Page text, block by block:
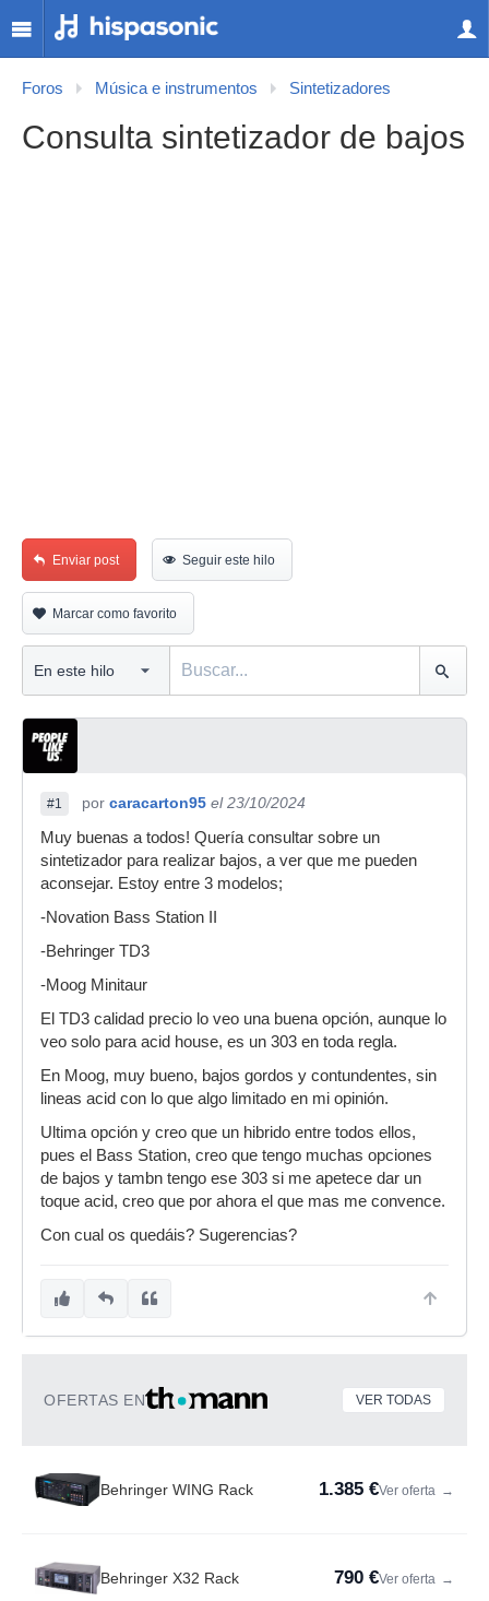
Foros Música e instrumentos Sintetizadores
Consulta sintetizador de bajos
Enviar post Seguir este hilo
Marcar como favorito
#1 por caracarton95 el 23/10/2024
Muy buenas a todos! Quería consultar sobre un
sintetizador para realizar bajos, a ver que me pueden
aconsejar. Estoy entre 3 modelos;
-Novation Bass Station II
-Behringer TD3
-Moog Minitaur
El TD3 calidad precio lo veo una buena opción, aunque lo
veo solo para acid house, es un 303 en toda regla.
En Moog, muy bueno, bajos gordos y contundentes, sin
lineas acid con lo que algo limitado en mi opinión.
Ultima opción y creo que un hibrido entre todos ellos,
pues el Bass Station, creo que tengo muchas opciones
de bajos y tambn tengo ese 303 si me apetece dar un
toque acid, creo que por ahora el que mas me convence.
Con cual os quedáis? Sugerencias?
OFERTAS EN VER TODAS
Behringer WING Rack 1.385 €Ver oferta →
Behringer X32 Rack 790 €Ver oferta →